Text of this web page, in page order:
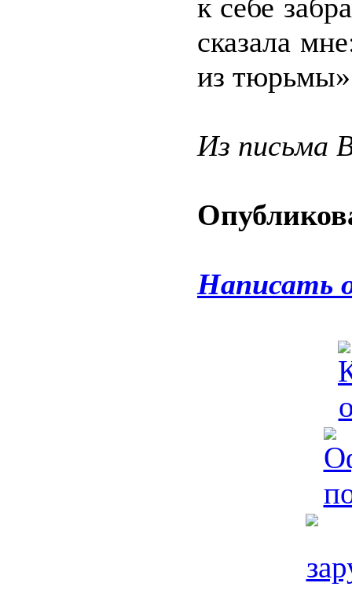
к себе
сказала
из
Из письма
Написать